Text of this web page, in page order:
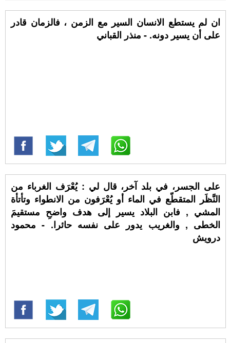
ان لم يستطع الانسان السير مع الزمن ، فالزمان قادر
على أن يسير دونه. - منذر القباني
على الجسر، في بلد آخر، قال لي : يُعْرَف الغرباء من
النَّظَر المتقطّع في الماء أو يُعْرَفون من الانطواء وتأتأة
المشي , فابن البلاد يسير إلى هدف واضحِ مستقيمَ
الخطى , والغريب يدور على نفسه حائرا. - محمود
درويش